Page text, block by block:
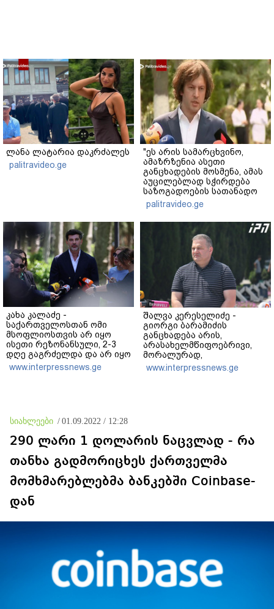
ლანა ლატარია დაკრძალეს
palitravideo.ge
"ეს არის სამარცხვინო,
ამაზრზენია ასეთი
განცხადების მოსმენა, ამას
აუცილებლად სჭირდება
საზოგადოების სათანადო
რეაქცია" - ირაკლი
კობახიძე
palitravideo.ge
კახა კალაძე -
საქართველოსთან ომი
მსოფლიოსთვის არ იყო
ისეთი რეზონანსული, 2-3
დღე გაგრძელდა და არ იყო
საკმარისი, რომ რუსეთისა
და რუსი ხალხის
www.interpressnews.ge
შალვა კერესელიძე -
გიორგი ბარამიძის
განცხადება არის,
არასახელმწიფოებრივი,
მორალურად,
პოლიტიკურად და
ადამიანურად არასწორი იმ
www.interpressnews.ge
სიახლეები / 01.09.2022 / 12:28
290 ლარი 1 დოლარის ნაცვლად - რა
თანხა გადმორიცხეს ქართველმა
მომხმარებლებმა ბანკებში Coinbase-
დან